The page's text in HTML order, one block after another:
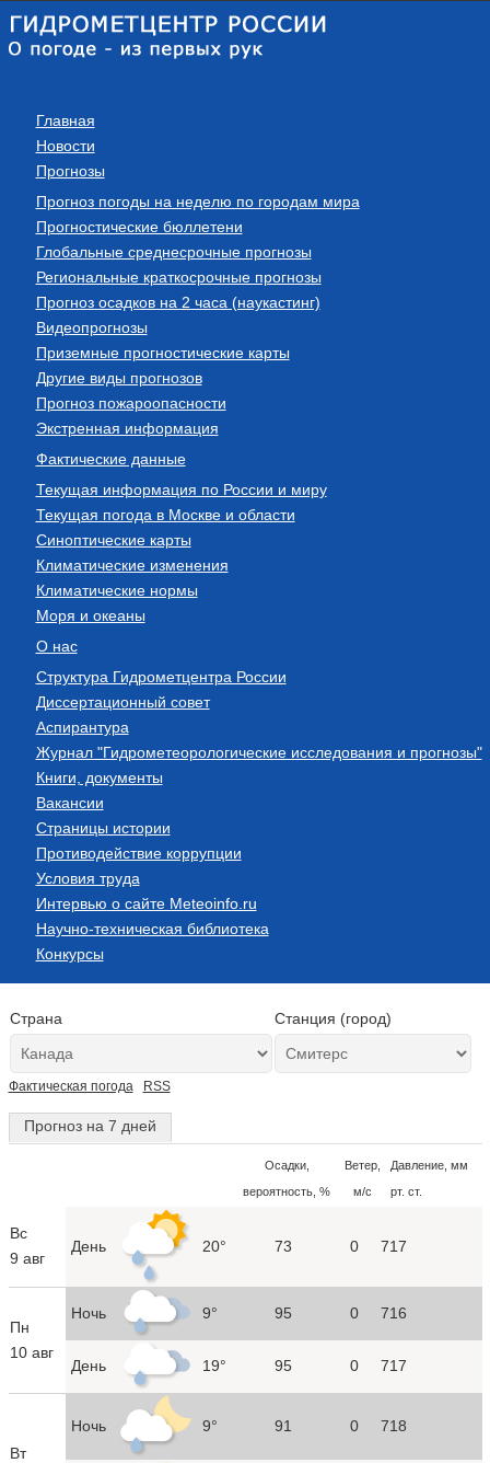
Главная
Новости
Прогнозы
Прогноз погоды на неделю по городам мира
Прогностические бюллетени
Глобальные среднесрочные прогнозы
Региональные краткосрочные прогнозы
Прогноз осадков на 2 часа (наукастинг)
Видеопрогнозы
Приземные прогностические карты
Другие виды прогнозов
Прогноз пожароопасности
Экстренная информация
Фактические данные
Текущая информация по России и миру
Текущая погода в Москве и области
Синоптические карты
Климатические изменения
Климатические нормы
Моря и океаны
О нас
Структура Гидрометцентра России
Диссертационный совет
Аспирантура
Журнал "Гидрометеорологические исследования и прогнозы"
Книги, документы
Вакансии
Страницы истории
Противодействие коррупции
Условия труда
Интервью о сайте Meteoinfo.ru
Научно-техническая библиотека
Конкурсы
Страна Станция (город)
Фактическая погода RSS
Прогноз на 7 дней
Осадки,
вероятность, %
Ветер,
м/с
Давление, мм
рт. ст.
Вс
9 авг
День 20° 73 0 717
Пн
10 авг
Ночь 9° 95 0 716
День 19° 95 0 717
Вт
Ночь 9° 91 0 718